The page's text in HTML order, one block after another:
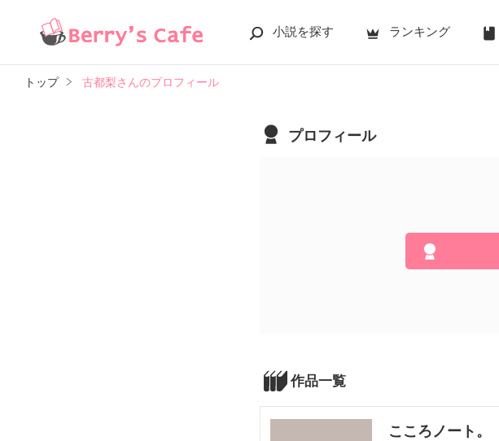
小説を探す ランキング
トップ 古都梨さんのプロフィール
プロフィール
作品一覧
こころノート。